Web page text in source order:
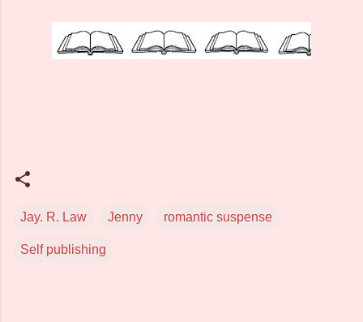
Jay. R. Law Jenny romantic suspense
Self publishing